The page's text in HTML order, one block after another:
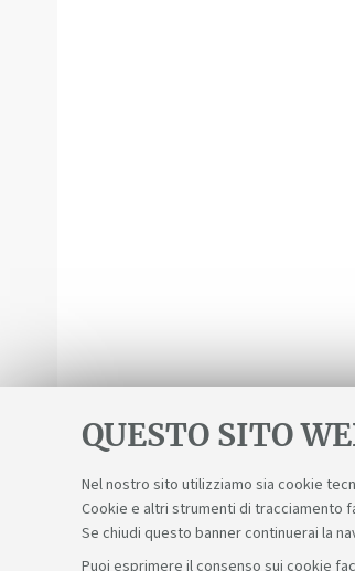
QUESTO SITO
Nel nostro sito utilizziamo sia cookie
Cookie e altri strumenti di tracciamento
Se chiudi questo banner continuerai la
Puoi esprimere il consenso sui cookie